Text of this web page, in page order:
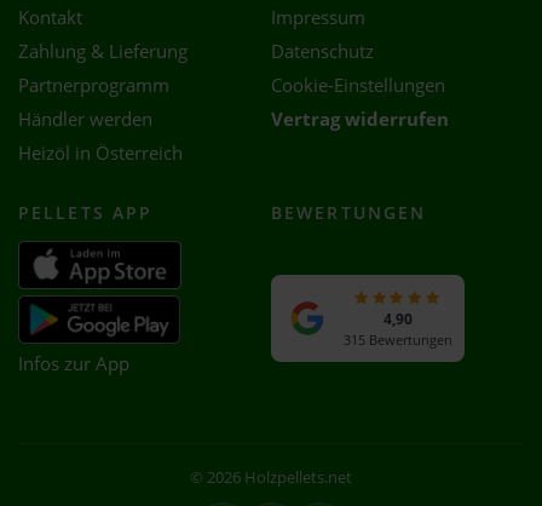
Kontakt
Zahlung & Lieferung
Partnerprogramm
Händler werden
Heizöl in Österreich
Impressum
Datenschutz
Cookie-Einstellungen
Vertrag widerrufen
PELLETS APP
Infos zur App
BEWERTUNGEN
4,90
315 Bewertungen
© 2026 Holzpellets.net